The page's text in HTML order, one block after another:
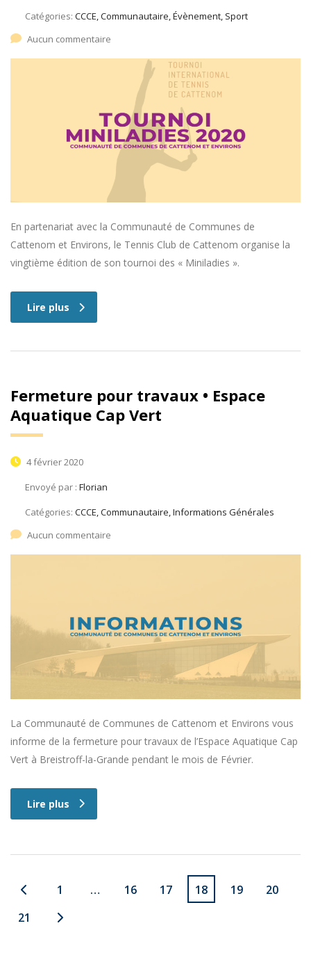
Catégories: CCCE, Communautaire, Évènement, Sport
Aucun commentaire
En partenariat avec la Communauté de Communes de
Cattenom et Environs, le Tennis Club de Cattenom organise la
vingtième édition de son tournoi des « Miniladies ».
Lire plus
Fermeture pour travaux • Espace
Aquatique Cap Vert
4 février 2020
Envoyé par : Florian
Catégories: CCCE, Communautaire, Informations Générales
Aucun commentaire
La Communauté de Communes de Cattenom et Environs vous
informe de la fermeture pour travaux de l’Espace Aquatique Cap
Vert à Breistroff-la-Grande pendant le mois de Février.
Lire plus
1 … 16 17 18 19
20
21